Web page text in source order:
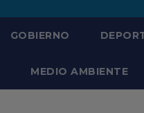
GOBIERNO
MEDIO AMBIENTE